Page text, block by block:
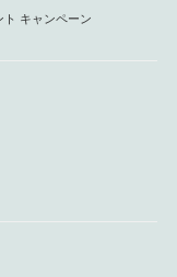
ト キャンペーン